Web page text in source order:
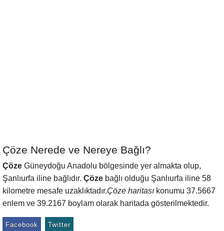
Çöze Nerede ve Nereye Bağlı?
Çöze Güneydoğu Anadolu bölgesinde yer almakta olup,
Şanlıurfa iline bağlıdır. Çöze bağlı olduğu Şanlıurfa iline 58
kilometre mesafe uzaklıktadır.Çöze haritası konumu 37.5667
enlem ve 39.2167 boylam olarak haritada gösterilmektedir.
Facebook Twitter